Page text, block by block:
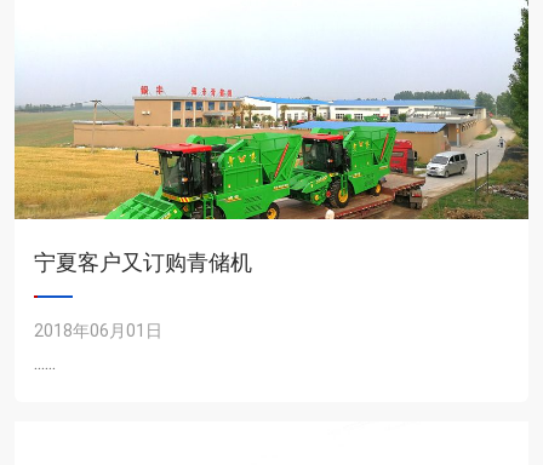
宁夏客户又订购青储机
2018年06月01日
......